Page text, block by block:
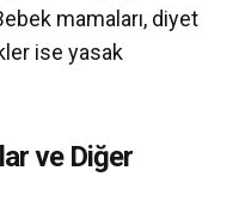
mamaları, diyet
ise yasak
ve Diğer